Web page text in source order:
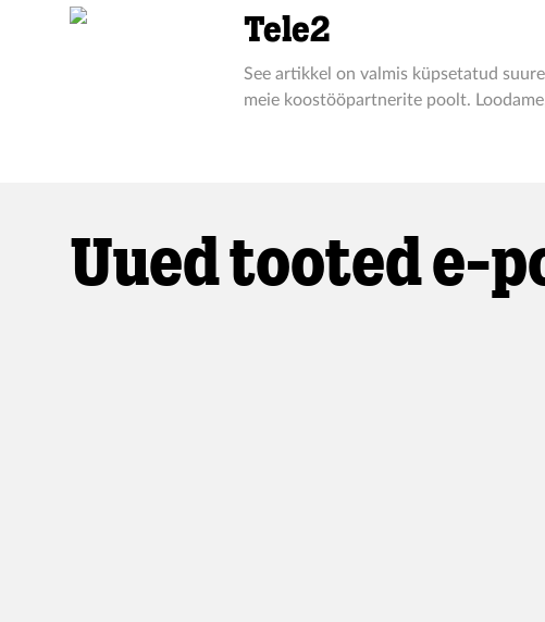
Tele2
See artikkel on valmis küpsetatud
meie koostööpartnerite poolt.
Uued tooted e-